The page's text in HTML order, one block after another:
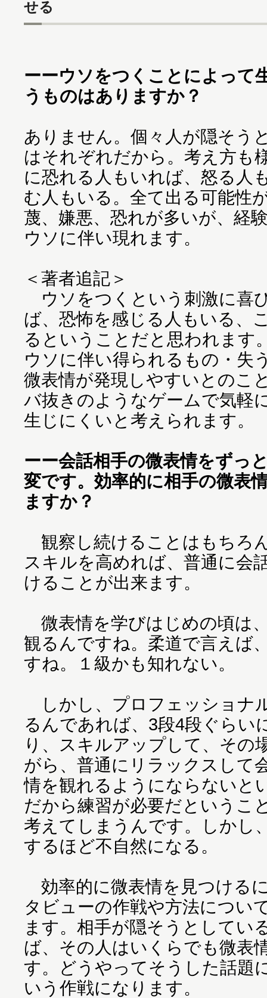
せる
ーーウソをつくことによって
うものはありますか？
ありません。個々人が隠そう
はそれぞれだから。考え方も
に恐れる人もいれば、怒る人
む人もいる。全て出る可能性
蔑、嫌悪、恐れが多いが、経
ウソに伴い現れます。
＜著者追記＞
ウソをつくという刺激に喜
ば、恐怖を感じる人もいる、
るということだと思われます
ウソに伴い得られるもの・失
微表情が発現しやすいとのこ
バ抜きのようなゲームで気軽
生じにくいと考えられます。
ーー会話相手の微表情をずっ
変です。効率的に相手の微表
ますか？
観察し続けることはもちろ
スキルを高めれば、普通に会
けることが出来ます。
微表情を学びはじめの頃は
観るんですね。柔道で言えば
すね。１級かも知れない。
しかし、プロフェッショナ
るんであれば、3段4段ぐらい
り、スキルアップして、その
がら、普通にリラックスして
情を観れるようにならないと
だから練習が必要だというこ
考えてしまうんです。しかし
するほど不自然になる。
効率的に微表情を見つける
タビューの作戦や方法につい
ます。相手が隠そうとしてい
ば、その人はいくらでも微表
す。どうやってそうした話題
いう作戦になります。